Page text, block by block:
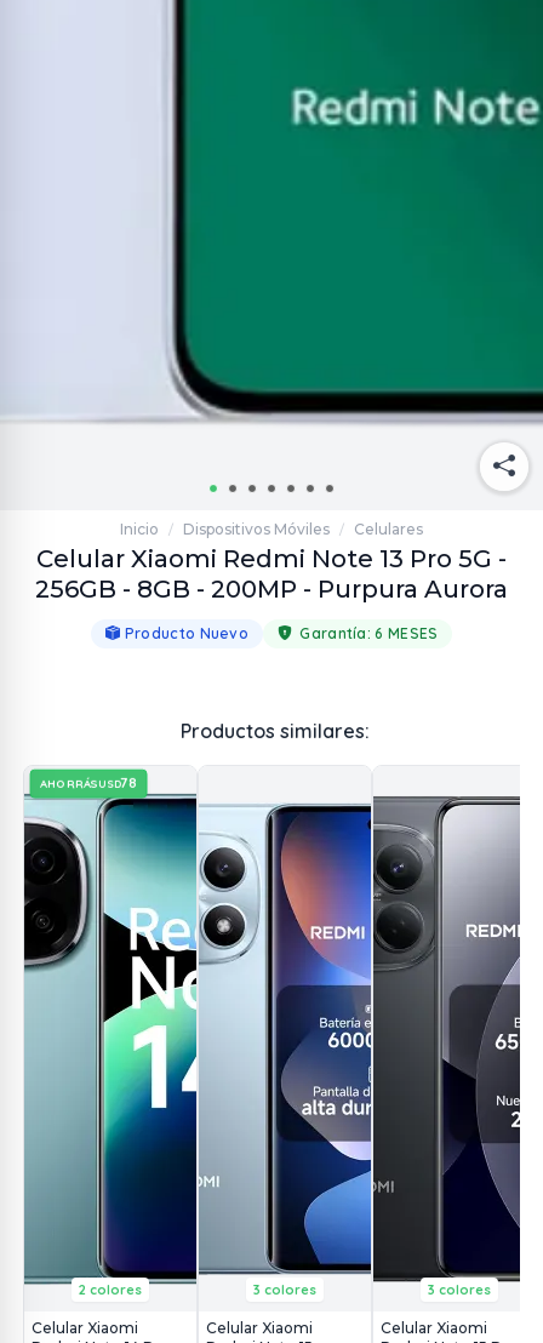
Inicio / Dispositivos Móviles / Celulares
Celular Xiaomi Redmi Note 13 Pro 5G -
256GB - 8GB - 200MP - Purpura Aurora
Producto Nuevo Garantía:6 MESES
Productos similares:
AHORRÁSUSD78
2 colores
Celular Xiaomi
3 colores
Celular Xiaomi
3 colores
Celular Xiaomi